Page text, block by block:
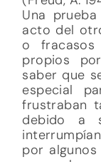
Una
acto del
o
propios
saber que
especial
frustraban
debido a
por